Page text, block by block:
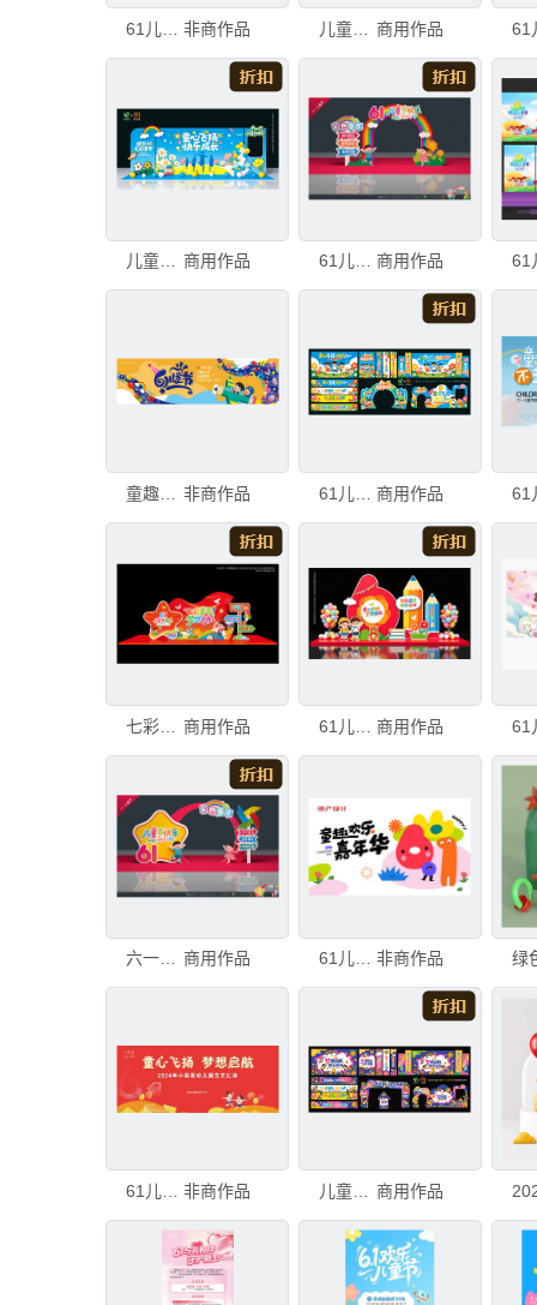
非商作品 儿童节活动物料设计 商用作品
儿童节美陈舞台布置 商用作品 61儿童节合影框 商用作品
非商作品 61儿童节活动物料 商用作品
商用作品 61儿童节美陈 商用作品
六一儿童节美陈 商用作品 61儿童节活动视觉 非商作品
非商作品 儿童节活动物料 商用作品